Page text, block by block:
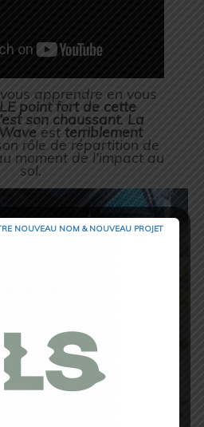
apprendre en vous
LE point fort de cette
son chaussant. La
est terriblement
rôle de répartition de
moment de l’impact au
sol.
NOUVEAU NOM & NOUVEAU PROJET